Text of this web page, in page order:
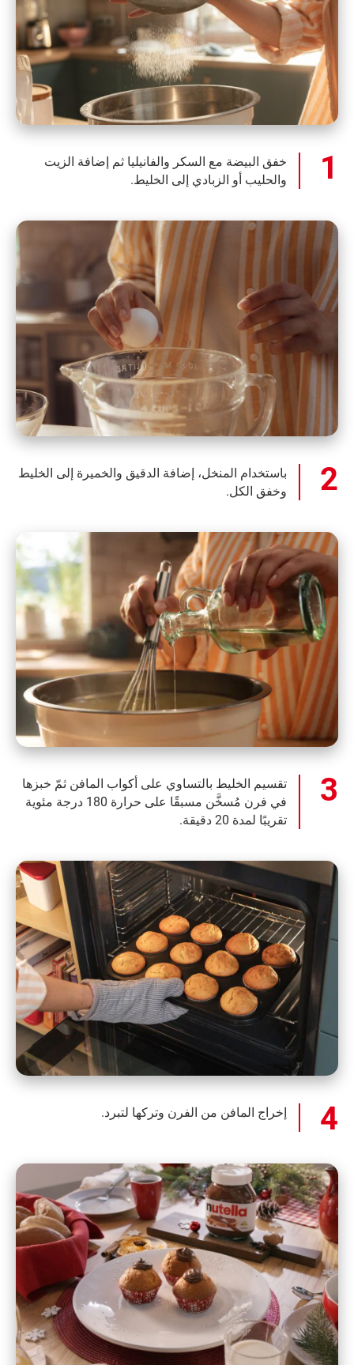
خفق البيضة مع السكر والفانيليا ثم إضافة الزيت
والحليب أو الزبادي إلى الخليط.
باستخدام المنخل، إضافة الدقيق والخميرة إلى الخليط
وخفق الكل.
تقسيم الخليط بالتساوي على أكواب المافن ثمّ خبزها
في فرن مُسخَّن مسبقًا على حرارة 180 درجة مئوية
تقريبًا لمدة 20 دقيقة.
إخراج المافن من الفرن وتركها لتبرد.